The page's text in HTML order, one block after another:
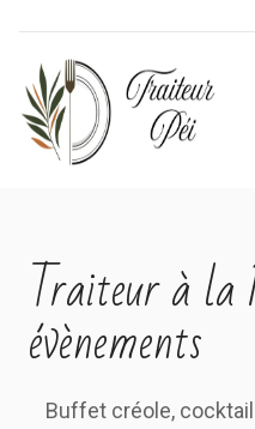
Traiteur à la
évènements
Buffet créole,